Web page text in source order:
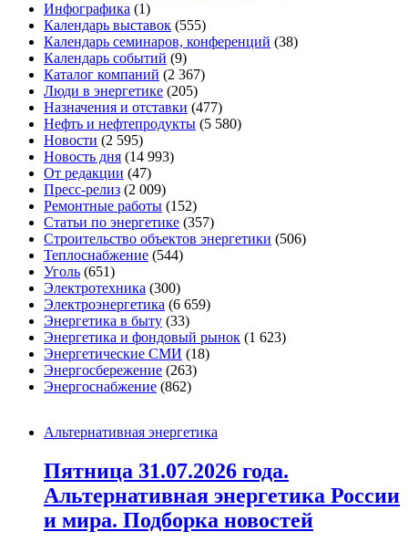
Инфографика (1)
Календарь выставок (555)
Календарь семинаров, конференций (38)
Календарь событий (9)
Каталог компаний (2 367)
Люди в энергетике (205)
Назначения и отставки (477)
Нефть и нефтепродукты (5 580)
Новости (2 595)
Новость дня (14 993)
От редакции (47)
Пресс-релиз (2 009)
Ремонтные работы (152)
Статьи по энергетике (357)
Строительство объектов энергетики (506)
Теплоснабжение (544)
Уголь (651)
Электротехника (300)
Электроэнергетика (6 659)
Энергетика в быту (33)
Энергетика и фондовый рынок (1 623)
Энергетические СМИ (18)
Энергосбережение (263)
Энергоснабжение (862)
Альтернативная энергетика
Пятница 31.07.2026 года.
Альтернативная энергетика России
и мира. Подборка новостей